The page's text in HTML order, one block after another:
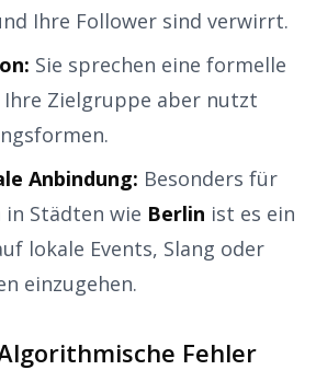
Ihre Follower sind verwirrt.
Sie sprechen eine formelle
Zielgruppe aber nutzt
Anbindung: Besonders für
Städten wie Berlin ist es ein
lokale Events, Slang oder
einzugehen.
Fehler